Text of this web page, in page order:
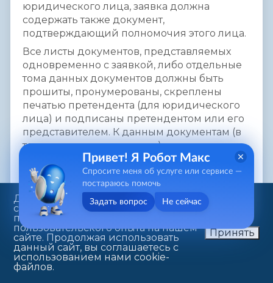
юридического лица, заявка должна
содержать также документ,
подтверждающий полномочия этого лица.
Все листы документов, представляемых
одновременно с заявкой, либо отдельные
тома данных документов должны быть
прошиты, пронумерованы, скреплены
печатью претендента (для юридического
лица) и подписаны претендентом или его
представителем. К данным документам (в
том числе к каждому тому) также
прилагается их опись. Заявка и такая опись
составляются в двух экземплярах, один из
которых остается у продавца, другой – у
претендента.
Формы бланков заявки, описи, договора о
задатке, проекта договора купли-продажи
опубликованы в газете «Саратовская
панорама» от 28.12.2011 №51(826).
Данный веб-сайт использует
cookie-файлы в целях
предоставления вам лучшего
пользовательского опыта на нашем
сайте. Продолжая использовать
данный сайт, вы соглашаетесь с
использованием нами cookie-
файлов.
Принять
Привет! Я Робот Макс
Спросите меня об услуге или сервисе —
постараюсь помочь
Задать вопрос Не сейчас